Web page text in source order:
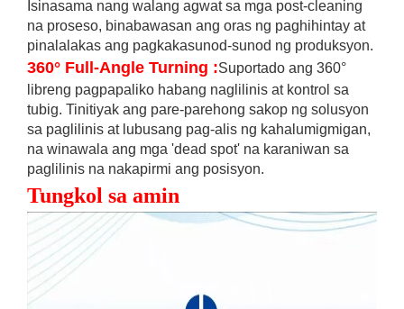
Isinasama nang walang agwat sa mga post-cleaning
na proseso, binabawasan ang oras ng paghihintay at
pinalalakas ang pagkakasunod-sunod ng produksyon.
360° Full-Angle Turning :Suportado ang 360°
libreng pagpapaliko habang naglilinis at kontrol sa
tubig. Tinitiyak ang pare-parehong sakop ng solusyon
sa paglilinis at lubusang pag-alis ng kahalumigmigan,
na winawala ang mga 'dead spot' na karaniwan sa
paglilinis na nakapirmi ang posisyon.
Tungkol sa amin